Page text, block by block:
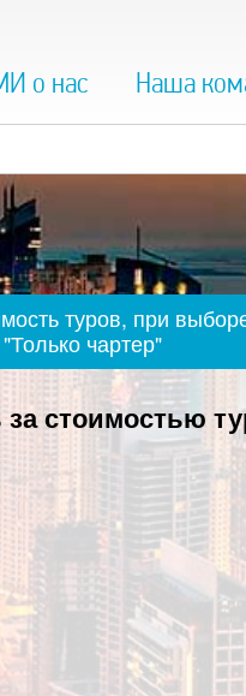
о нас Наша
туров, при
чартер"
стоимостью